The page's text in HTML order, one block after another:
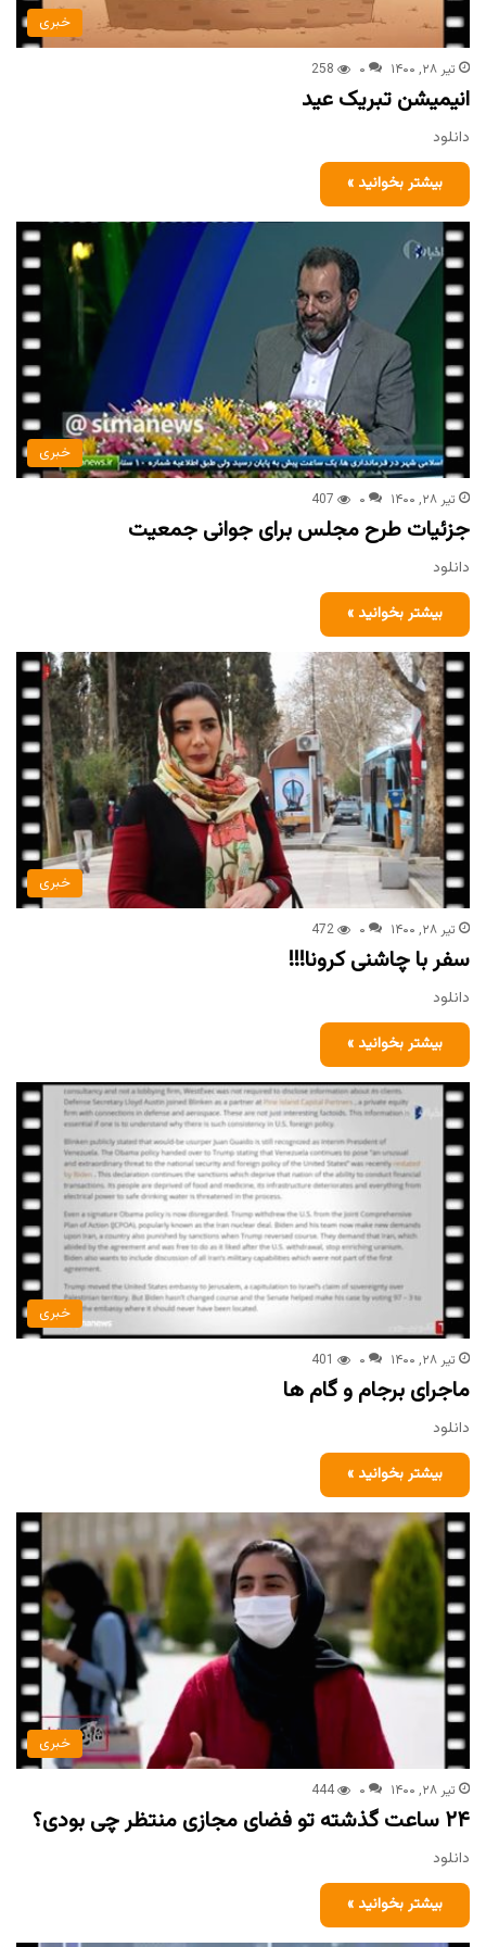
خبری
تیر ۲۸, ۱۴۰۰ ۰ 258
انیمیشن تبریک عید
دانلود
بیشتر بخوانید »
خبری
تیر ۲۸, ۱۴۰۰ ۰ 407
جزئیات طرح مجلس برای جوانی جمعیت
دانلود
بیشتر بخوانید »
خبری
تیر ۲۸, ۱۴۰۰ ۰ 472
سفر با چاشنی کرونا!!!
دانلود
بیشتر بخوانید »
خبری
تیر ۲۸, ۱۴۰۰ ۰ 401
ماجرای برجام و گام ها
دانلود
بیشتر بخوانید »
خبری
تیر ۲۸, ۱۴۰۰ ۰ 444
۲۴ ساعت گذشته تو فضای مجازی منتظر چی بودی؟
دانلود
بیشتر بخوانید »